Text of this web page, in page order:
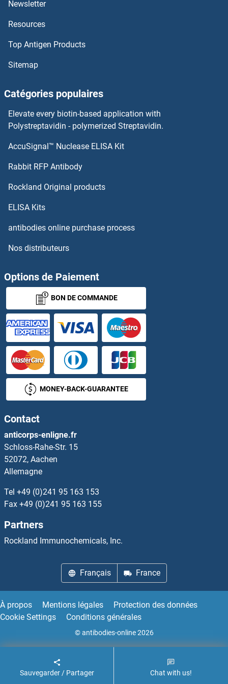
BRD2 Protéines
BRD1 Protéines
BRAP Protéines
BRPF1 Protéines
BRS3 Protéines
BRSK1 Protéines
BRSK2 Protéines
BRWD1 Protéines
BSA Protéines
BSCL2 Protéines
BSDC1 Protéines
BSND Protéines
BSPRY Protéines
BST1 Protéines
BST2 Protéines
BTBD1 Protéines
BTBD17 Protéines
Newsletter
Resources
Top Antigen Products
Sitemap
Catégories populaires
Elevate every biotin-based application with
Polystreptavidin - polymerized Streptavidin.
AccuSignal™ Nuclease ELISA Kit
Rabbit RFP Antibody
Rockland Original products
ELISA Kits
antibodies online purchase process
Nos distributeurs
Options de Paiement
BON DE COMMANDE
MONEY-BACK-GUARANTEE
Contact
anticorps-enligne.fr
Schloss-Rahe-Str. 15
52072, Aachen
Allemagne
Tel +49 (0)241 95 163 153
Fax +49 (0)241 95 163 155
Partners
Rockland Immunochemicals, Inc.
Français France
À propos Mentions légales
Protection des données
Cookie Settings
Conditions générales
© antibodies-online 2026
Sauvegarder / Partager Chat with us!